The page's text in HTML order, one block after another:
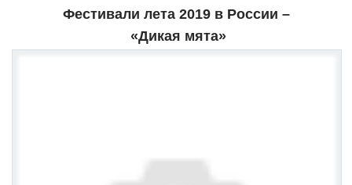
Фестивали лета 2019 в России –
«Дикая мята»